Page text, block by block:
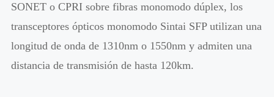
SONET o CPRI sobre fibras monomodo dúplex, los
transceptores ópticos monomodo Sintai SFP utilizan una
longitud de onda de 1310nm o 1550nm y admiten una
distancia de transmisión de hasta 120km.